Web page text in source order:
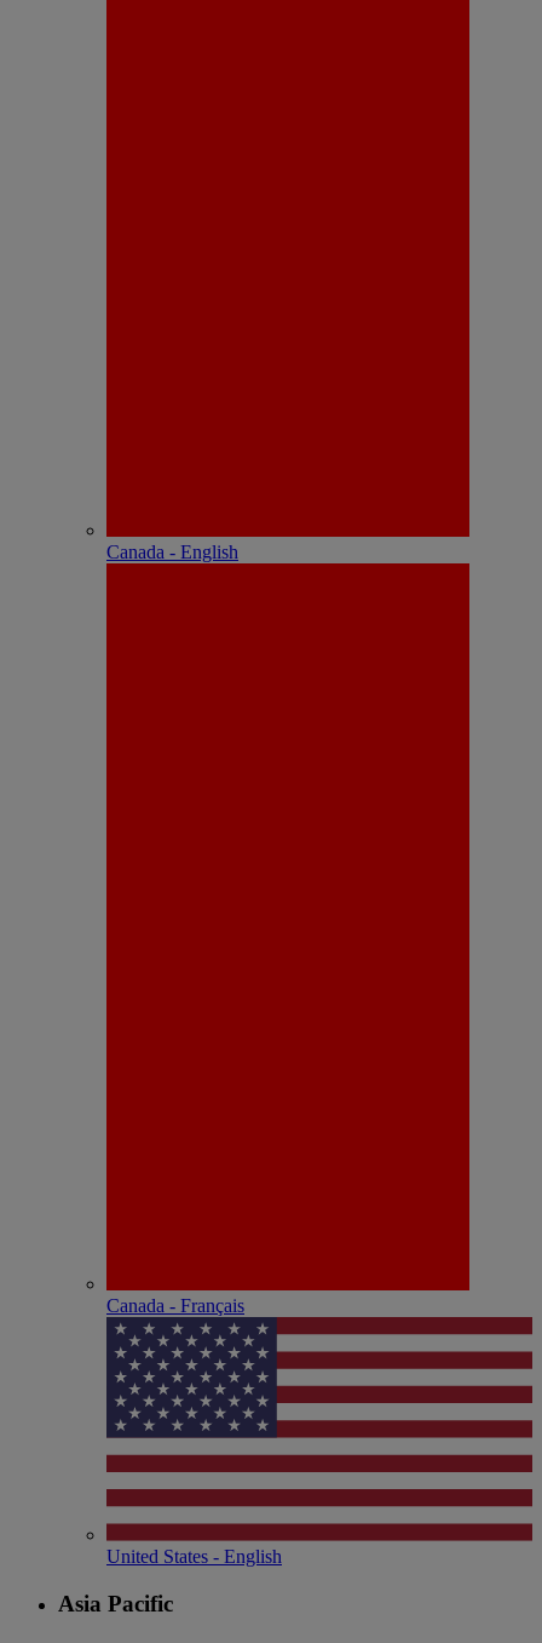
Canada - English
Canada - Français
United States - English
Asia Pacific